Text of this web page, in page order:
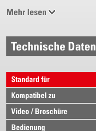
Mehr lesen
Technische Daten
Standard für
Kompatibel zu
Video / Broschüre
Bedienung